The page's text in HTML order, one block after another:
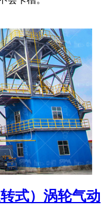
式）涡轮气动